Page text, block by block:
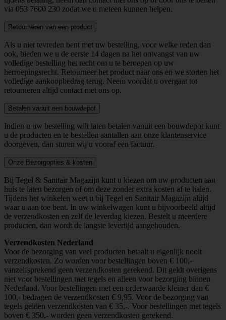
via 053 7600 230 zodat we u meteen kunnen helpen.
Retourneren van een product
Als u niet tevreden bent met uw bestelling, voor welke reden dan
ook, bieden we u de eerste 14 dagen na het ontvangst van uw
volledige bestelling het recht om u te beroepen op uw
herroepingsrecht. Retourneer het product naar ons en we storten het
volledige aankoopbedrag terug. Neem voordat u overgaat tot
retourneren altijd contact met ons op.
Betalen vanuit een bouwdepot
Indien u uw bestelling wilt laten betalen vanuit een bouwdepot kunt
u de producten en te bestellen aantallen aan onze klantenservice
doorgeven, dan sturen wij u vooraf een factuur.
Onze Bezorgopties & kosten
Bij Tegel & Sanitair Magazijn kunt u kiezen om uw producten aan
huis te laten bezorgen of om deze zonder extra kosten af te halen.
Tijdens het winkelen weet u bij Tegel en Sanitair Magazijn altijd
waar u aan toe bent. In uw winkelwagen kunt u bijvoorbeeld altijd
de verzendkosten en zelf de leverdag kiezen. Bestelt u meerdere
producten, dan wordt de langste levertijd aangehouden.
Verzendkosten Nederland
Voor de bezorging van veel producten betaalt u eigenlijk nooit
verzendkosten. Zo worden voor bestellingen boven € 100,-
vanzelfsprekend geen verzendkosten gerekend. Dit geldt overigens
niet voor bestellingen met tegels en alleen voor bezorging binnen
Nederland. Voor bestellingen met een orderwaarde kleiner dan €
100,- bedragen de verzendkosten € 9,95. Voor de bezorging van
tegels gelden verzendkosten van € 35,-. Voor bestellingen met tegels
boven € 350,- worden geen verzendkosten gerekend.